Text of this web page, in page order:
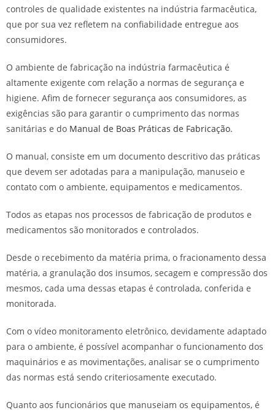
controles de qualidade existentes na indústria farmacêutica,
que por sua vez refletem na confiabilidade entregue aos
consumidores.
O ambiente de fabricação na indústria farmacêutica é
altamente exigente com relação a normas de segurança e
higiene. Afim de fornecer segurança aos consumidores, as
exigências são para garantir o cumprimento das normas
sanitárias e do Manual de Boas Práticas de Fabricação.
O manual, consiste em um documento descritivo das práticas
que devem ser adotadas para a manipulação, manuseio e
contato com o ambiente, equipamentos e medicamentos.
Todos as etapas nos processos de fabricação de produtos e
medicamentos são monitorados e controlados.
Desde o recebimento da matéria prima, o fracionamento dessa
matéria, a granulação dos insumos, secagem e compressão dos
mesmos, cada uma dessas etapas é controlada, conferida e
monitorada.
Com o vídeo monitoramento eletrônico, devidamente adaptado
para o ambiente, é possível acompanhar o funcionamento dos
maquinários e as movimentações, analisar se o cumprimento
das normas está sendo criteriosamente executado.
Quanto aos funcionários que manuseiam os equipamentos, é